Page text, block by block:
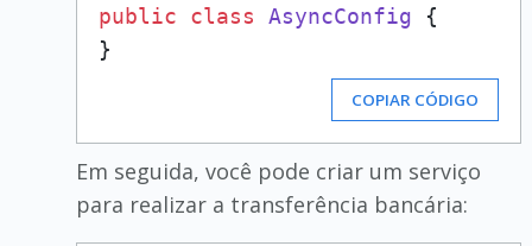
public
class AsyncConfig {
COPIAR CÓDIGO
Em seguida, você pode criar um serviço
para realizar a transferência bancária: